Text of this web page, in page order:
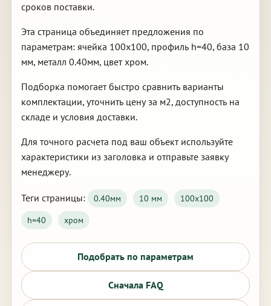
сроков поставки.
Эта страница объединяет предложения по
параметрам: ячейка 100х100, профиль h=40, база 10
мм, металл 0.40мм, цвет хром.
Подборка помогает быстро сравнить варианты
комплектации, уточнить цену за м2, доступность на
складе и условия доставки.
Для точного расчета под ваш объект используйте
характеристики из заголовка и отправьте заявку
менеджеру.
Теги страницы: 0.40мм 10 мм
100х100
h=40
хром
Подобрать по параметрам
Сначала FAQ